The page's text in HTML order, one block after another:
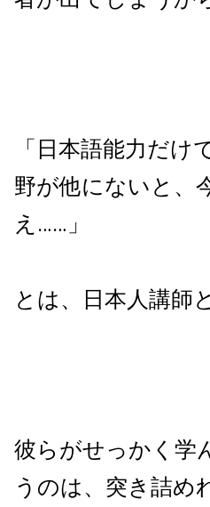
「日本語能力だ
野が他にないと、
え……」
とは、日本人講師
彼らがせっかく学
うのは、突き詰め